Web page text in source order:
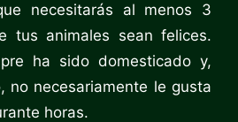
necesitarás al menos 3
tus animales sean felices.
ha sido domesticado y,
no necesariamente le gusta
horas.